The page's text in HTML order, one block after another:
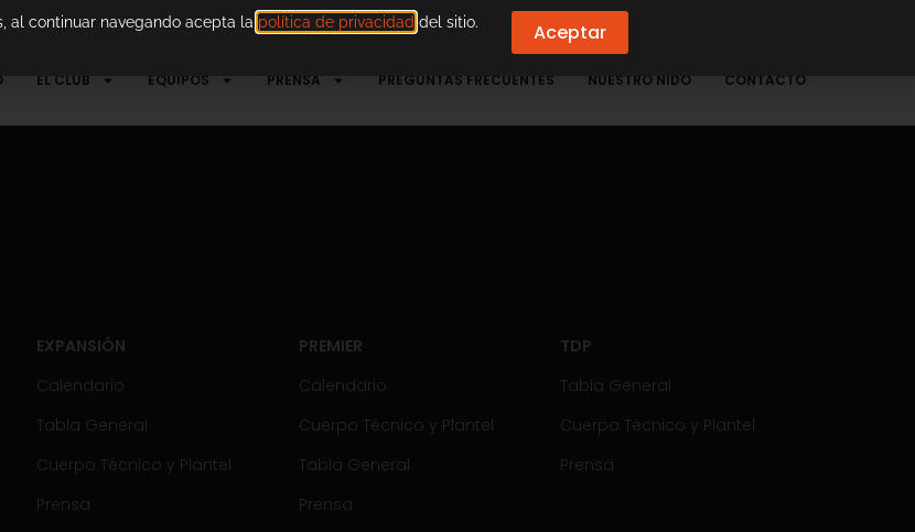
EL CLUB EQUIPOS PRENSA PREGUNTAS FRECUENTES NUESTRO NIDO CONTACTO
EXPANSIÓN
Calendario
Tabla General
Cuerpo Técnico y Plantel
Prensa
PREMIER
Calendario
Cuerpo Técnico y Plantel
Tabla General
Prensa
TDP
Tabla General
Cuerpo Técnico y Plantel
Prensa
al continuar navegando acepta la política de privacidad del sitio. Aceptar